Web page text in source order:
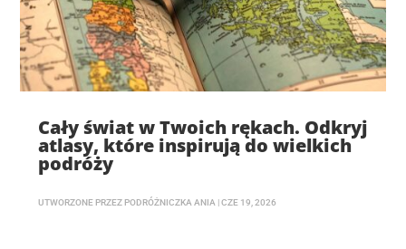
Cały świat w Twoich rękach. Odkryj
atlasy, które inspirują do wielkich
podróży
UTWORZONE PRZEZ PODRÓŻNICZKA ANIA |CZE 19, 2026